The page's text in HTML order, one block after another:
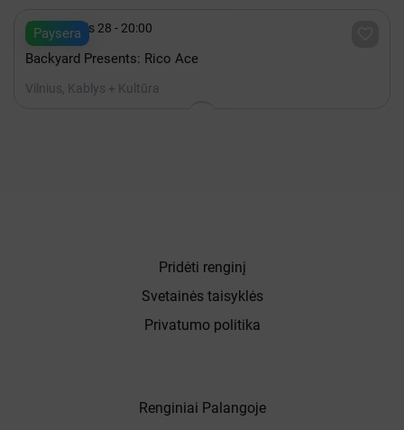
Paysera
 Rugpjūtis 28 - 20:00
Backyard Presents: Rico Ace
Vilnius, Kablys + Kultūra
Renginiai Palangoje
Pridėti renginį
Svetainės taisyklės
Privatumo politika